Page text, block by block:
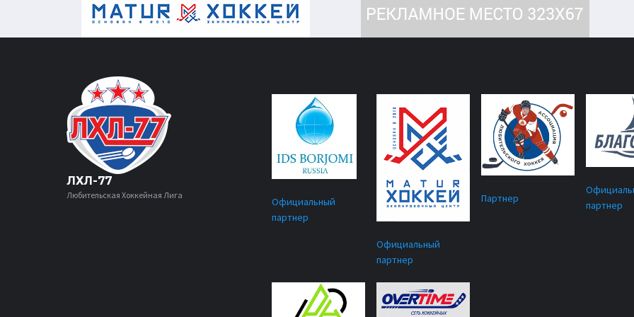
ЛХЛ-77
Любительская Хоккейная Лига
Официальный
партнер
Официальный
партнер
Партнер
партнер